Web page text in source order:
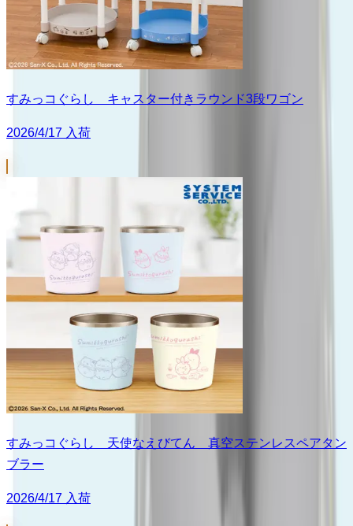
すみっコぐらし キャスター付きラウンド3段ワゴン
2026/4/17 入荷
すみっコぐらし 天使なえびてん 真空ステンレスペアタン
ブラー
2026/4/17 入荷